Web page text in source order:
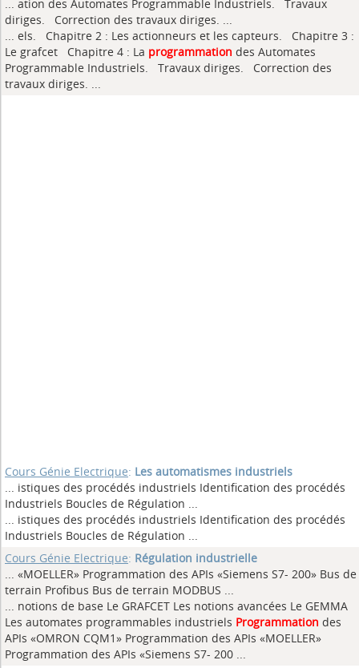
... ation des Automates Programmable Industriels. Travaux
diriges. Correction des travaux diriges. ...
... els. Chapitre 2 : Les actionneurs et les capteurs. Chapitre 3 :
Le grafcet Chapitre 4 : La programmation des Automates
Programmable Industriels. Travaux diriges. Correction des
travaux diriges. ...
Cours Génie Electrique: Les automatismes industriels
... istiques des procédés industriels Identification des procédés
Industriels Boucles de Régulation ...
... istiques des procédés industriels Identification des procédés
Industriels Boucles de Régulation ...
Cours Génie Electrique: Régulation industrielle
... «MOELLER» Programmation des APIs «Siemens S7- 200» Bus de
terrain Profibus Bus de terrain MODBUS ...
... notions de base Le GRAFCET Les notions avancées Le GEMMA
Les automates programmables industriels Programmation des
APIs «OMRON CQM1» Programmation des APIs «MOELLER»
Programmation des APIs «Siemens S7- 200 ...